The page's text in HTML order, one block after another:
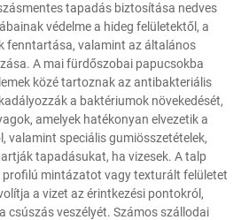
tapadás biztosítása nedves
védelme a hideg felületektől, a
fenntartása, valamint az általános
A mai fürdőszobai papucsokba
közé tartoznak az antibakteriális
a baktériumok növekedését,
amelyek hatékonyan elvezetik a
valamint speciális gumiösszetételek,
tapadásukat, ha vizesek. A talp
profilú mintázatot vagy texturált felületet
a vizet az érintkezési pontokról,
csúszás veszélyét. Számos szállodai